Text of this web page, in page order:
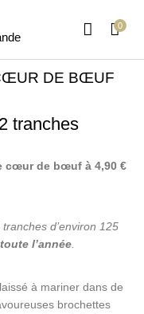
0
DE BŒUF
tranches
cœur de bœuf à 4,90 €
d’environ 125
l’année
à mariner dans de
brochettes